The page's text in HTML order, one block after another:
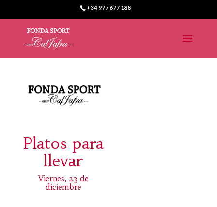
+34 977 677 188
Platos para
llevar
Viernes, 23 de
diciembre